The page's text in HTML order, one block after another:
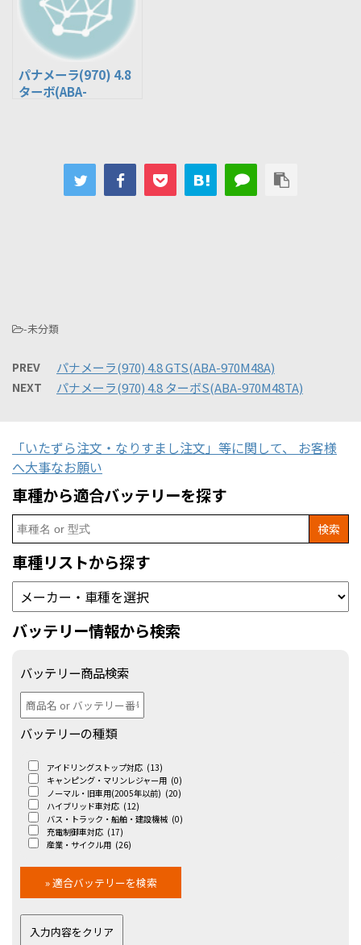
パナメーラ(970) 4.8
ターボ(ABA-
-未分類
PREV パナメーラ(970) 4.8 GTS(ABA-970M48A)
NEXT パナメーラ(970) 4.8 ターボS(ABA-970M48TA)
「いたずら注文・なりすまし注文」等に関して、 お客様
へ大事なお願い
車種から適合バッテリーを探す
Search
for:
車種リストから探す
バッテリー情報から検索
バッテリー商品検索
バッテリーの種類
アイドリングストップ対応 (13)
キャンピング・マリンレジャー用 (0)
ノーマル・旧車用(2005年以前) (20)
ハイブリッド車対応 (12)
バス・トラック・船舶・建設機械 (0)
充電制御車対応 (17)
産業・サイクル用 (26)